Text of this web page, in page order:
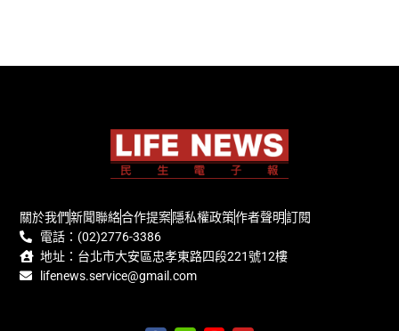
關於我們新聞聯絡合作提案隱私權政策作者聲明訂閱
電話：(02)2776-3386
地址：台北市大安區忠孝東路四段221號12樓
lifenews.service@gmail.com